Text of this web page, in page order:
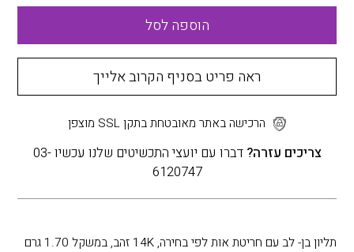
הוספה לסל
ראה פריט בסניף הקרוב אלייך
הרכישה באתר מאובטחת בתקן SSL מוצפן
צריכים עזרה?
דברו עם יועצי התכשיטים שלנו עכשיו 03-
6120747
תליון בן- לב עם חריטת אות לפי בחירה, 14K זהב, במשקל 1.70 גרם